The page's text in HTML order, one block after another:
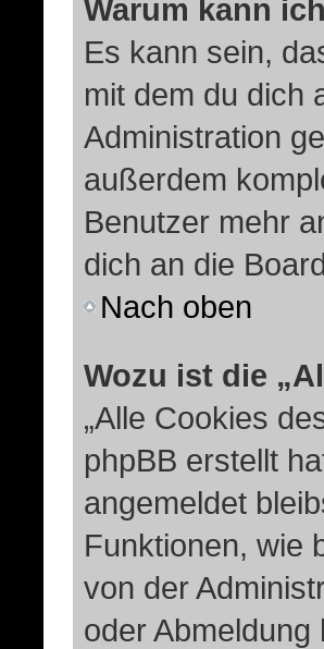
Warum kann
Es kann sein,
mit dem du dich
Administration
außerdem
Benutzer mehr
dich an die
Nach oben
Wozu ist die
„Alle Cookies
phpBB erstellt
angemeldet
Funktionen, wie
von der
oder